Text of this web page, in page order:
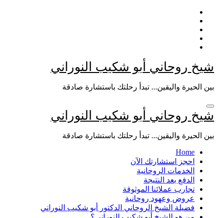
التجاوز
المحتوى
شيخ روحاني أبو شكيب النوراني
بين الحيرة واليقين... تبدأ رحلتك باستشارة صادقة
شيخ روحاني أبو شكيب النوراني
بين الحيرة واليقين... تبدأ رحلتك باستشارة صادقة
Home
احجز استشارتك الآن
الخدمات الروحانية
الدفع بعد النتيجة
تجارب عملائنا الموثوقة
عروض وعهود روحانية
فضيلة الشيخ الروحاني الدكتور أبو شكيب النوراني